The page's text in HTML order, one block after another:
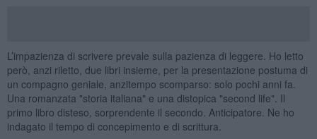
L’impazienza di scrivere prevale sulla pazienza di leggere. Ho letto
però, anzi riletto, due libri insieme, per la presentazione postuma di
un compagno geniale, anzitempo scomparso: solo pochi anni fa.
Una romanzata "storia italiana" e una distopica "second life". Il
primo libro disteso, sorprendente il secondo. Anticipatore. Ne ho
indagato il tempo di concepimento e di scrittura.